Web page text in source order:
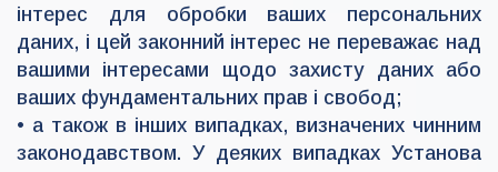
інтерес для обробки ваших персональних
даних, і цей законний інтерес не переважає над
вашими інтересами щодо захисту даних або
ваших фундаментальних прав і свобод;
• а також в інших випадках, визначених чинним
законодавством. У деяких випадках Установа